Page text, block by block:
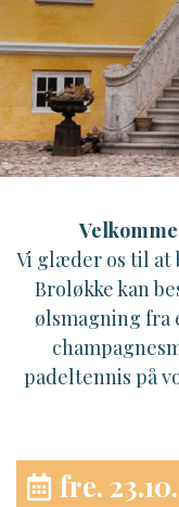
Vi glæder os til at
Broløkke kan
ølsmagning fra
padeltennis på
fre.